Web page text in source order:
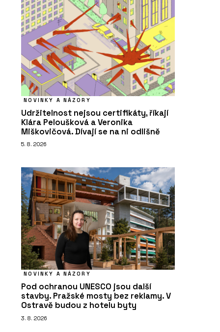
NOVINKY A NÁZORY
Udržitelnost nejsou certifikáty, říkají
Klára Peloušková a Veronika
Miškovičová. Dívají se na ni odlišně
5. 8. 2026
NOVINKY A NÁZORY
Pod ochranou UNESCO jsou další
stavby. Pražské mosty bez reklamy. V
Ostravě budou z hotelu byty
3. 8. 2026